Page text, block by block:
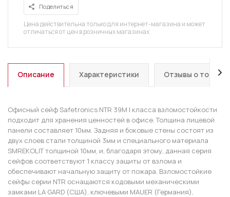
Поделиться
Цена действительна только для интернет-магазина и может
отличаться от цен в розничных магазинах
Описание Характеристики Отзывы о товаре
Офисный сейф Safetronics NTR 39M I класса взломостойкости
подходит для хранения ценностей в офисе. Толщина лицевой
панели составляет 10мм. Задняя и боковые стены состоят из
двух слоев стали толщиной 3мм и специального материала
SMREKOLIT толщиной 10мм, и, благодаря этому, данная серия
сейфов соответствуют 1 классу защиты от взлома и
обеспечивают начальную защиту от пожара. Взломостойкие
сейфы серии NTR оснащаются кодовыми механическими
замками LA GARD (США), ключевыми MAUER (Германия),